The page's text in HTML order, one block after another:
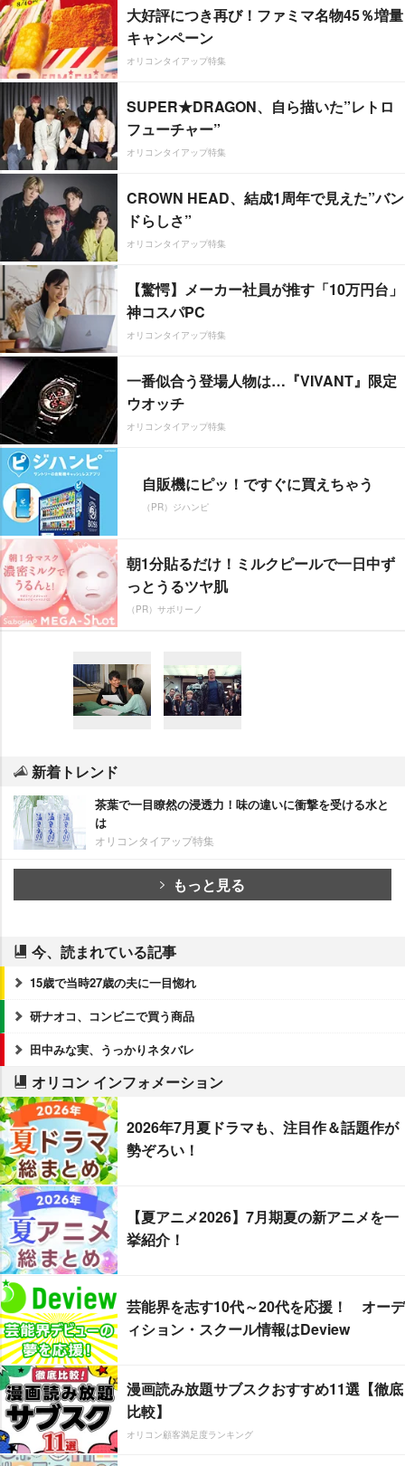
大好評につき再び！ファミマ名物45％増量
キャンペーン
オリコンタイアップ特集
SUPER★DRAGON、自ら描いた”レトロ
フューチャー”
オリコンタイアップ特集
CROWN HEAD、結成1周年で見えた”バン
ドらしさ”
オリコンタイアップ特集
【驚愕】メーカー社員が推す「10万円台」
神コスパPC
オリコンタイアップ特集
一番似合う登場人物は…『VIVANT』限定
ウオッチ
オリコンタイアップ特集
自販機にピッ！ですぐに買えちゃう
（PR）ジハンピ
朝1分貼るだけ！ミルクピールで一日中ず
っとうるツヤ肌
（PR）サボリーノ
新着トレンド
茶葉で一目瞭然の浸透力！味の違いに衝撃を受ける水と
は
オリコンタイアップ特集
もっと見る
今、読まれている記事
15歳で当時27歳の夫に一目惚れ
研ナオコ、コンビニで買う商品
田中みな実、うっかりネタバレ
オリコン インフォメーション
2026年7月夏ドラマも、注目作＆話題作が
勢ぞろい！
【夏アニメ2026】7月期夏の新アニメを一
挙紹介！
芸能界を志す10代～20代を応援！ オーデ
ィション・スクール情報はDeview
漫画読み放題サブスクおすすめ11選【徹底
比較】
オリコン顧客満足度ランキング